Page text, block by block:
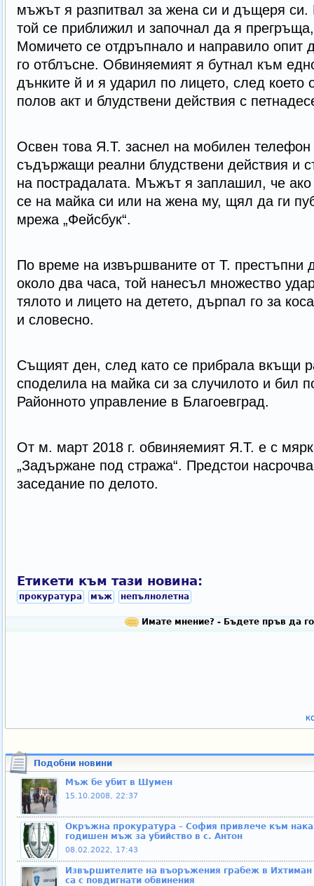
мъжът я разпитвал за жена си и дъщеря си.
той се приближил и започнал да я
Момичето се отдръпнало и направило опит
го отблъсне. Обвиняемият я бутнал към
дънките й и я ударил по лицето, след което
полов акт и блудствени действия с
Освен това Я.Т. заснел на мобилен телефон
съдържащи реални блудствени действия и
на пострадалата. Мъжът я заплашил, че ако
се на майка си или на жена му, щял да ги
мрежа „Фейсбук“.
По време на извършваните от Т. престъпни
около два часа, той нанесъл множество
тялото и лицето на детето, дърпал го за
и словесно.
Същият ден, след като се прибрала вкъщи
споделила на майка си за случилото и бил
Районното управление в Благоевград.
От м. март 2018 г. обвиняемият Я.Т. е с
„Задържане под стража“. Предстои
заседание по делото.
Етикети към тази новина:
прокуратура мъж непълнолетна
Имате мнение? - Бъдете пръв да го
Подобни новини
Мъж бе убит в Шумен
15.10.2008, 22:37
Окръжна прокуратура – София привлече към
годишен мъж за убийство в с. Антон
08.02.2022, 17:43
Извършителите на въоръжения грабеж в Ихтиман
са с повдигнати обвинения